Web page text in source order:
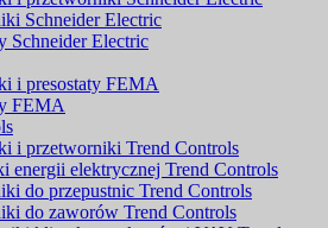
Schneider Electric
Schneider Electric
i presostaty FEMA
FEMA
i przetworniki Trend Controls
energii elektrycznej Trend Controls
do przepustnic Trend Controls
do zaworów Trend Controls